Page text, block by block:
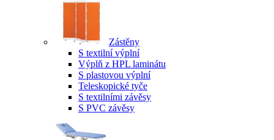
Zástěny
S textilní výplní
Výplň z HPL laminátu
S plastovou výplní
Teleskopické tyče
S textilními závěsy
S PVC závěsy